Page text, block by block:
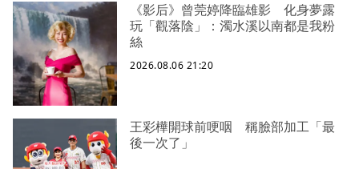
《影后》曾莞婷降臨雄影 化身夢露
玩「觀落陰」：濁水溪以南都是我粉
絲
2026.08.06 21:20
王彩樺開球前哽咽 稱臉部加工「最
後一次了」